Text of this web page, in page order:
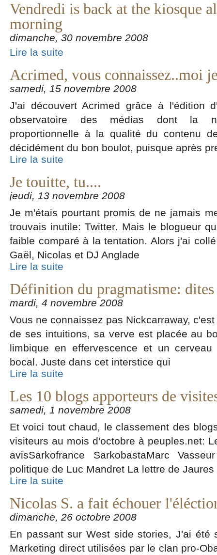
Vendredi is back at the kiosque
morning
dimanche, 30 novembre 2008
Lire la suite
Acrimed, vous connaissez..moi
samedi, 15 novembre 2008
J'ai découvert Acrimed grâce à l'édition
observatoire des médias dont la
proportionnelle à la qualité du contenu
décidément du bon boulot, puisque après
Lire la suite
Je touitte, tu....
jeudi, 13 novembre 2008
Je m'étais pourtant promis de ne jamais
trouvais inutile: Twitter. Mais le blogueur
faible comparé à la tentation. Alors j'ai
Gaël, Nicolas et DJ Anglade
Lire la suite
Définition du pragmatisme:
mardi, 4 novembre 2008
Vous ne connaissez pas Nickcarraway,
de ses intuitions, sa verve est placée au
limbique en effervescence et un
bocal. Juste dans cet interstice qui
Lire la suite
Les 10 blogs apporteurs de
samedi, 1 novembre 2008
Et voici tout chaud, le classement des
visiteurs au mois d'octobre à peuples.net:
avisSarkofrance SarkobastaMarc
politique de Luc Mandret La lettre de Jaures
Lire la suite
Nicolas S. a fait échouer
dimanche, 26 octobre 2008
En passant sur West side stories, J'ai été
Marketing direct utilisées par le clan pro-